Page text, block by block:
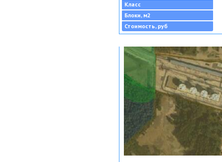
Класс
Блоки, м2
Стоимость, руб